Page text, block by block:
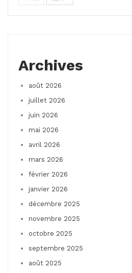
Archives
août 2026
juillet 2026
juin 2026
mai 2026
avril 2026
mars 2026
février 2026
janvier 2026
décembre 2025
novembre 2025
octobre 2025
septembre 2025
août 2025